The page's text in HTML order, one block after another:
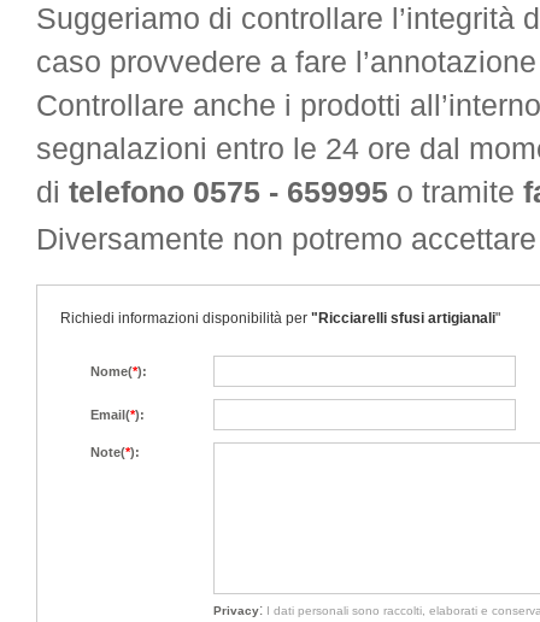
Suggeriamo di controllare l’integrità
caso provvedere a fare
Controllare anche i prodotti
segnalazioni entro le 24 ore dal
di telefono 0575 - 659995 o tramite
Diversamente non potremo
Richiedi informazioni disponibilità per "Ricciarelli sfusi artigianali"
Nome(*):
Email(*):
Note(*):
Privacy: I dati personali sono raccolti, elaborati e